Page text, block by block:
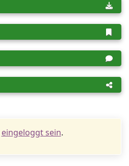
eingeloggt sein.